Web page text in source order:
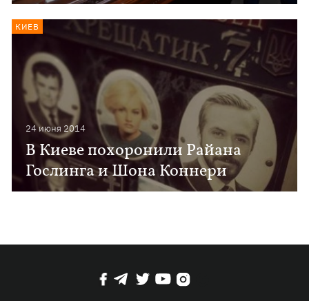
24 июня 2014
В Киеве похоронили Райана
Гослинга и Шона Коннери
КИЕВ